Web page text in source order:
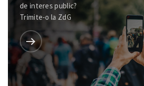
de interes public?
Trimite-o la ZdG